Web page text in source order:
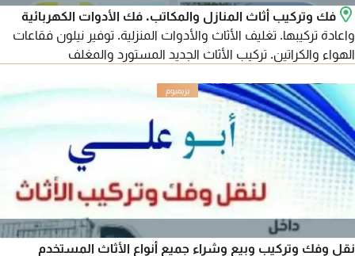
فك وتركيب أثاث المنازل والمكاتب. فك الأدوات الكهربائية
واعادة تركيبها. تغليف الأثاث والأدوات المنزلية. توفير نيلون فقاعات
الهواء والكراتين. تركيب الأثاث الجديد المستورد والمغلف
نقل وفك وتركيب وبيع وشراء جميع أنواع الأثاث المستخدم